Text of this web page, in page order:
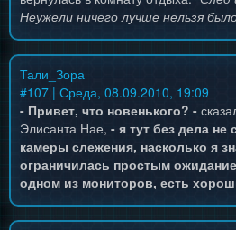
Неужели ничего лучше нельзя
Тали_Зора
#107 | Среда, 08.09.2010, 19:09
- Привет, что новенького? -
Элисанта Нае, - я тут без дела
камеры слежения, насколько я
ограничилась простым
одном из мониторов, есть